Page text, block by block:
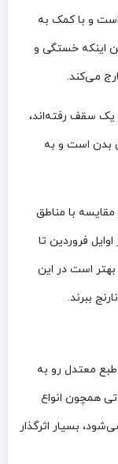
و با کمک به
اینکه خستگی و
می‌کند.
یک سقف رفته‌اند،
بدن است و به
با مناطق
فروردین تا
بهتر است در این
ببرند.
طبع معتدل رو به
همچون انواع
بسیار اثرگذار